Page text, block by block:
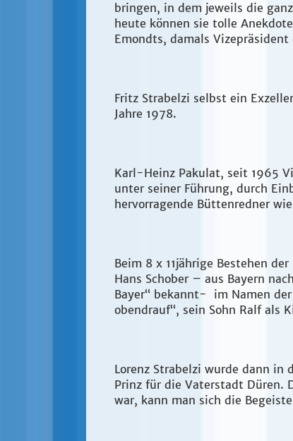
bringen, in dem jeweils die
heute können sie tolle
Emondts, damals
Fritz Strabelzi selbst ein
Jahre 1978.
Karl-Heinz Pakulat, seit 1965
unter seiner Führung, durch
hervorragende Büttenredner
Beim 8 x 11jährige Bestehen
Hans Schober – aus Bayern
Bayer“ bekannt- im Namen
obendrauf“, sein Sohn Ralf als
Lorenz Strabelzi wurde dann
Prinz für die Vaterstadt Düren.
war, kann man sich die